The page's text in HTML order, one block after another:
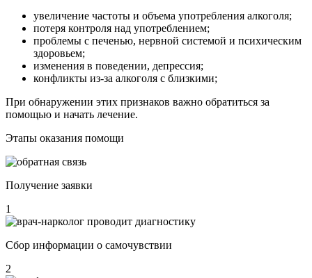
увеличение частоты и объема употребления алкоголя;
потеря контроля над употреблением;
проблемы с печенью, нервной системой и психическим
здоровьем;
изменения в поведении, депрессия;
конфликты из-за алкоголя с близкими;
При обнаружении этих признаков важно обратиться за
помощью и начать лечение.
Этапы оказания помощи
Получение заявки
1
Сбор информации о самочувствии
2